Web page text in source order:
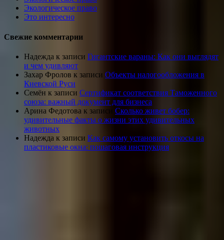
Экологическое право
Это интересно
Свежие комментарии
Надежда к записи Гигантские вараны: Как они выглядят
и чем удивляют
Захар Фролов к записи Объекты налогообложения в
Киевской Руси
Семён к записи Сертификат соответствия Таможенного
союза: важный документ для бизнеса
Арина Федотова к записи Сколько живет бобер:
удивительные факты о жизни этих удивительных
животных
Надежда к записи Как самому установить откосы на
пластиковые окна: пошаговая инструкция